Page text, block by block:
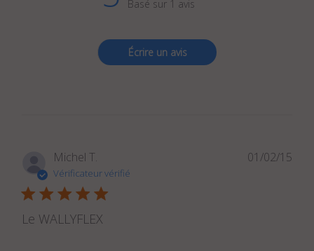
Basé sur 1 avis
Écrire un avis
Michel T.
Vérificateur vérifié
Le WALLYFLEX
01/02/15